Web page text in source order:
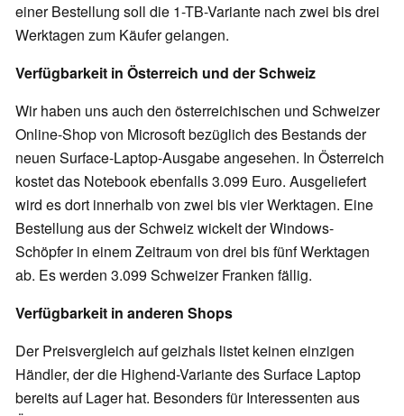
einer Bestellung soll die 1-TB-Variante nach zwei bis drei
Werktagen zum Käufer gelangen.
Verfügbarkeit in Österreich und der Schweiz
Wir haben uns auch den österreichischen und Schweizer
Online-Shop von Microsoft bezüglich des Bestands der
neuen Surface-Laptop-Ausgabe angesehen. In Österreich
kostet das Notebook ebenfalls 3.099 Euro. Ausgeliefert
wird es dort innerhalb von zwei bis vier Werktagen. Eine
Bestellung aus der Schweiz wickelt der Windows-
Schöpfer in einem Zeitraum von drei bis fünf Werktagen
ab. Es werden 3.099 Schweizer Franken fällig.
Verfügbarkeit in anderen Shops
Der Preisvergleich auf geizhals listet keinen einzigen
Händler, der die Highend-Variante des Surface Laptop
bereits auf Lager hat. Besonders für Interessenten aus